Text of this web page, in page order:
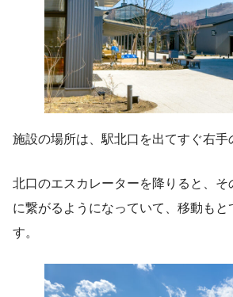
施設の場所は、駅北口を出てすぐ右手
北口のエスカレーターを降りると、そ
に繋がるようになっていて、移動も
す。